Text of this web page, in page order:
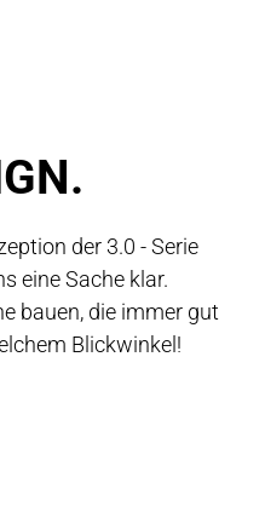
der 3.0 - Serie
eine Sache klar.
bauen, die immer gut
Blickwinkel!